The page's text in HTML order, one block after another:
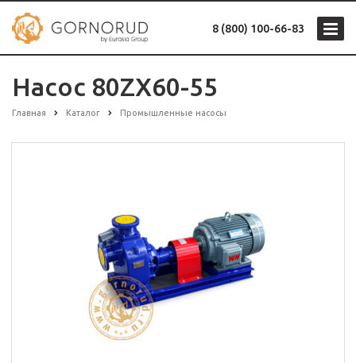
8 (800) 100-66-83
Насос 80ZX60-55
Главная Каталог Промышленные насосы